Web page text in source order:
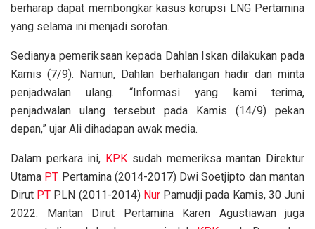
berharap dapat membongkar kasus korupsi LNG Pertamina
yang selama ini menjadi sorotan.
Sedianya pemeriksaan kepada Dahlan Iskan dilakukan pada
Kamis (7/9). Namun, Dahlan berhalangan hadir dan minta
penjadwalan ulang. “Informasi yang kami terima,
penjadwalan ulang tersebut pada Kamis (14/9) pekan
depan,” ujar Ali dihadapan awak media.
Dalam perkara ini, KPK sudah memeriksa mantan Direktur
Utama PT Pertamina (2014-2017) Dwi Soetjipto dan mantan
Dirut PT PLN (2011-2014) NurPamudji pada Kamis, 30 Juni
2022. Mantan Dirut Pertamina Karen Agustiawan juga